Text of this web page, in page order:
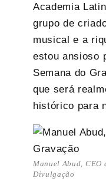
Academia
grupo de
musical e a
estou ansioso
Semana do
que será
histórico para
Manuel Abud, CEO
Divulgação